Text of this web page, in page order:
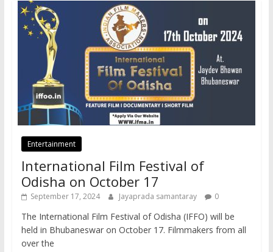
Entertainment
International Film Festival of
Odisha on October 17
September 17, 2024 Jayaprada samantaray 0
The International Film Festival of Odisha (IFFO) will be
held in Bhubaneswar on October 17. Filmmakers from all
over the